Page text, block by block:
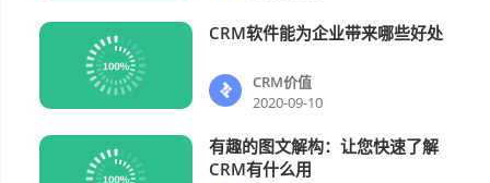
CRM软件能为企业带来哪些好处
CRM价值
2020-09-10
有趣的图文解构：让您快速了解
CRM有什么用